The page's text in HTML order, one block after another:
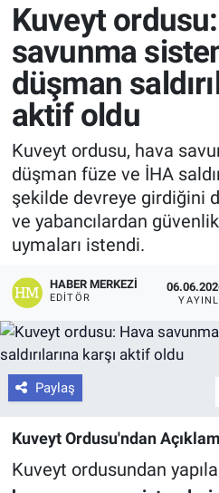
Kuveyt
savunma
düşman
aktif oldu
Kuveyt ordusu, hava
düşman füze ve İHA
şekilde devreye girdiğini
ve yabancılardan
uymaları istendi.
HABER MERKEZI
EDITÖR
Paylaş
Kuveyt Ordusu'ndan
Kuveyt ordusundan